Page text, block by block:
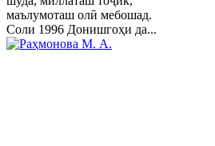
маълумоташ олӣ мебошад.
Соли 1996 Донишгоҳи да...